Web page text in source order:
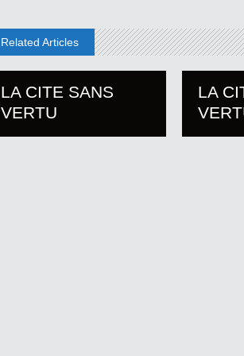
Related Articles
LA CITE SANS
VERTU
LA